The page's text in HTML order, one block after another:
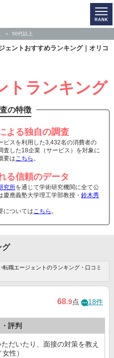
50代以上
ェントおすすめランキング｜オリコ
トランキング
の特徴
よる独自の調査
ビスを利用した3,432名の消費者の
査した18企業（サービス）を対象に
要はこちら 。
る信頼のデータ
究所を通じて学術研究機関に全て公
應義塾大学理工学部教授・ 鈴木秀
についてはこちら 。
グ
職エージェントのランキング・口コミ
68.9点 18件
評判
だいたり、面接の対策を教え
性）